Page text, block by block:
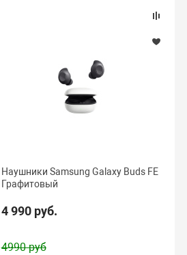
Наушники Samsung Galaxy Buds FE
Графитовый
4 990 руб.
4990 руб